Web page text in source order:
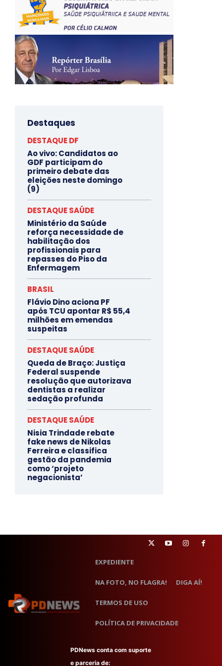
Destaques
DESTAQUE DF
Ao vivo: Candidatos ao
GDF participam do
primeiro debate das
eleições neste domingo
(9)
DESTAQUE SAÚDE
Ministério da Saúde
reforça necessidade de
habilitação dos
profissionais para
repasses do Piso da
Enfermagem
BRASIL
Flávio Dino aciona PF
após TCU apontar R$ 55,4
milhões em emendas
suspeitas
DESTAQUE SAÚDE
Queda de Braço: Justiça
Federal suspende
resolução que autorizava
dentistas a realizar
sedação profunda
DESTAQUE SAÚDE
Nisia Trindade rebate
fake news de Nikolas
Ferreira e classifica
gestão da pandemia
como ‘projeto
negacionista’
EXPEDIENTE
NA FOTO, NO FLAGRA! DIGA AÍ!
TERMOS DE USO
POLÍTICA DE PRIVACIDADE
PDNews conta com suporte
e parceria de: